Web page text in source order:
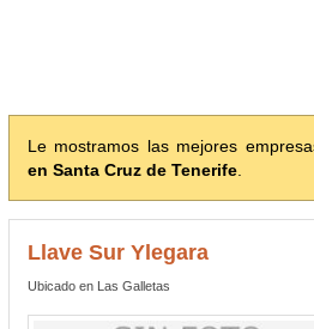
Le mostramos las mejores
en Santa Cruz de Tenerife.
Llave Sur Ylegara
Ubicado en Las Galletas